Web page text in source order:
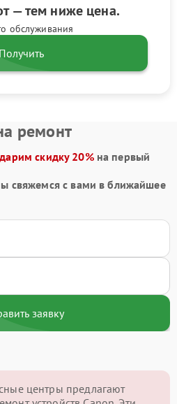
— тем ниже цена.
обслуживания
Получить
ремонт
дарим скидку 20%на первый
свяжемся с вами в ближайшее
заявку
центры предлагают